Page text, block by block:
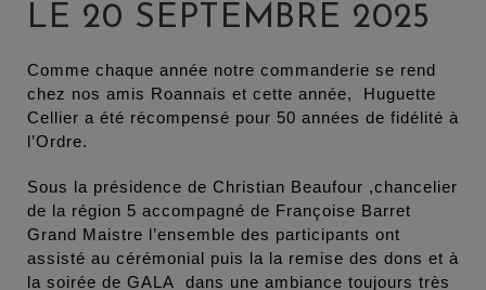
LE 20 SEPTEMBRE 2025
Comme chaque année notre commanderie se rend
chez nos amis Roannais et cette année, Huguette
Cellier a été récompensé pour 50 années de fidélité à
l’Ordre.
Sous la présidence de Christian Beaufour ,chancelier
de la région 5 accompagné de Françoise Barret
Grand Maistre l’ensemble des participants ont
assisté au cérémonial puis la la remise des dons et à
la soirée de GALA dans une ambiance toujours très